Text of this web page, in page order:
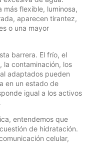
más flexible, luminosa,
aparecen tirantez,
o una mayor
barrera. El frío, el
la contaminación, los
adaptados pueden
en un estado de
igual a los activos
entendemos que
de hidratación.
celular,